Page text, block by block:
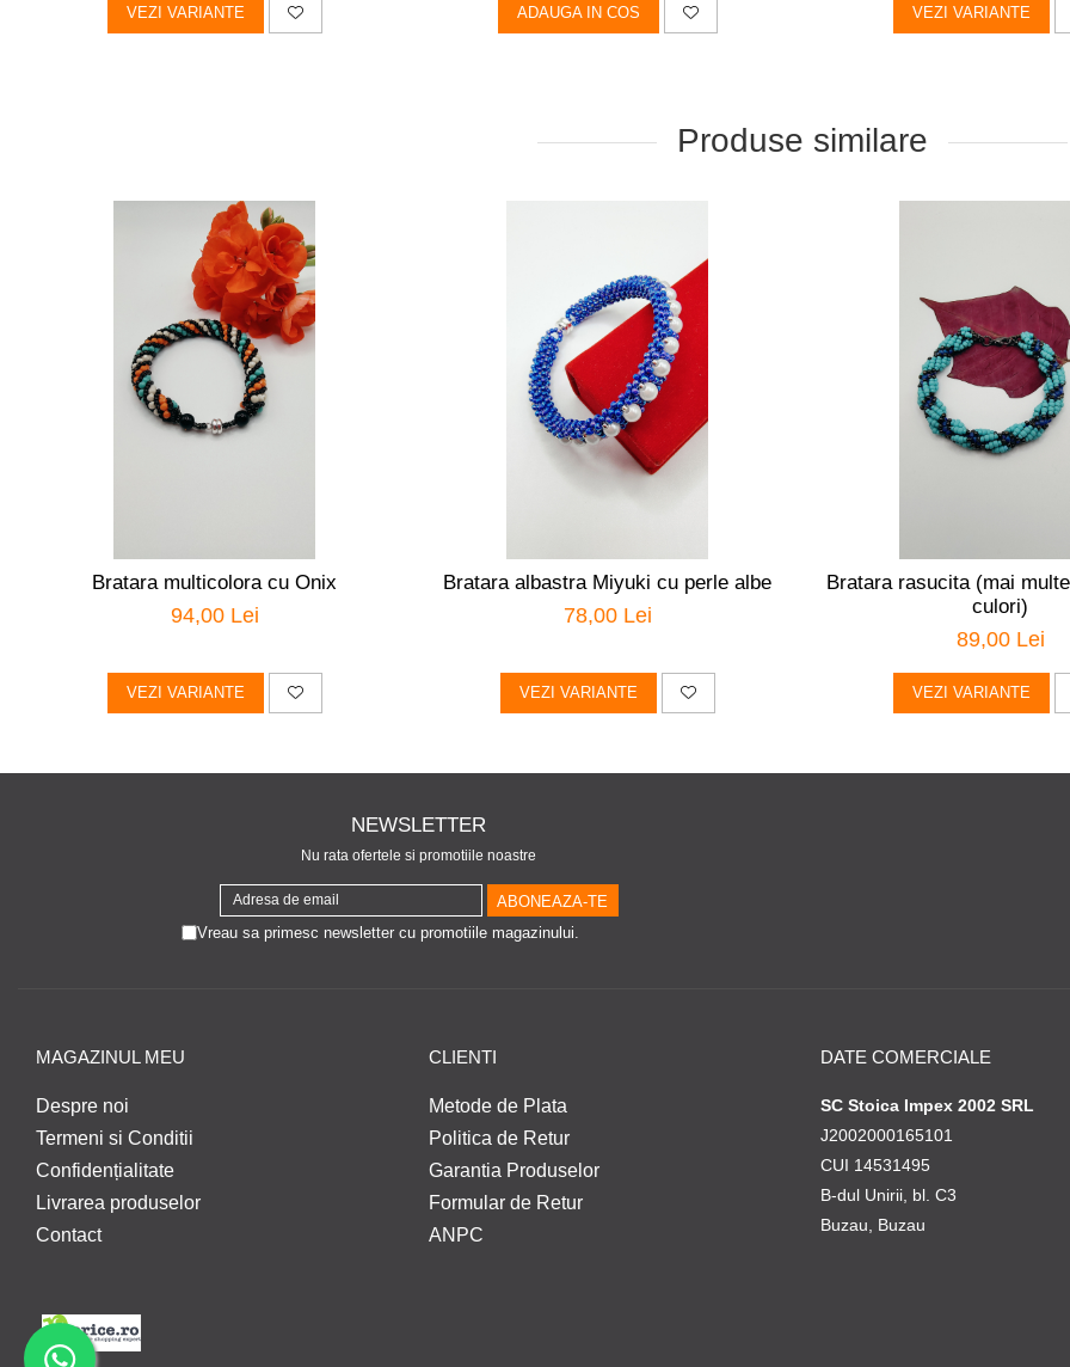
VEZI VARIANTE ADAUGA IN COS VEZI VARIANTE
Produse similare
Bratara multicolora cu Onix
94,00 Lei
VEZI VARIANTE
Bratara albastra Miyuki cu perle albe
78,00 Lei
VEZI VARIANTE
Bratara rasucita (mai
culori)
89,00 Lei
VEZI VARIANTE
NEWSLETTER
Nu rata ofertele si promotiile noastre
Vreau sa primesc newsletter cu promotiile magazinului.
MAGAZINUL MEU
Despre noi
Termeni si Conditii
Confidențialitate
Livrarea produselor
Contact
CLIENTI
Metode de Plata
Politica de Retur
Garantia Produselor
Formular de Retur
ANPC
DATE COMERCIALE
SC Stoica Impex 2002 SRL
J2002000165101
CUI 14531495
B-dul Unirii, bl. C3
Buzau, Buzau